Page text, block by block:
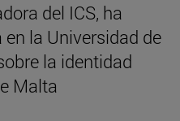
del ICS, ha
la Universidad de
la identidad
Malta